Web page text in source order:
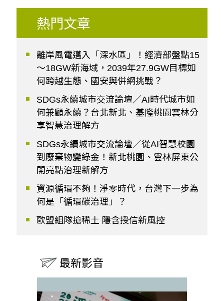
熱門文章
離岸風電邁入「深水區」！經濟部盤點15
～18GW新海域，2039年27.9GW目標如
何跨越生態、國安與併網挑戰？
SDGs永續城市交流論壇／AI時代城市如
何兼顧永續？台北新北、基隆桃園雲林分
享智慧治理解方
SDGs永續城市交流論壇／從AI智慧校園
到廢棄物變綠金！新北桃園、雲林屏東公
開亮點治理新解方
資源循環不夠！淨零時代，台灣下一步為
何是「循環碳治理」？
歐盟組隊搶稀土 隱含授信新風控
最新影音